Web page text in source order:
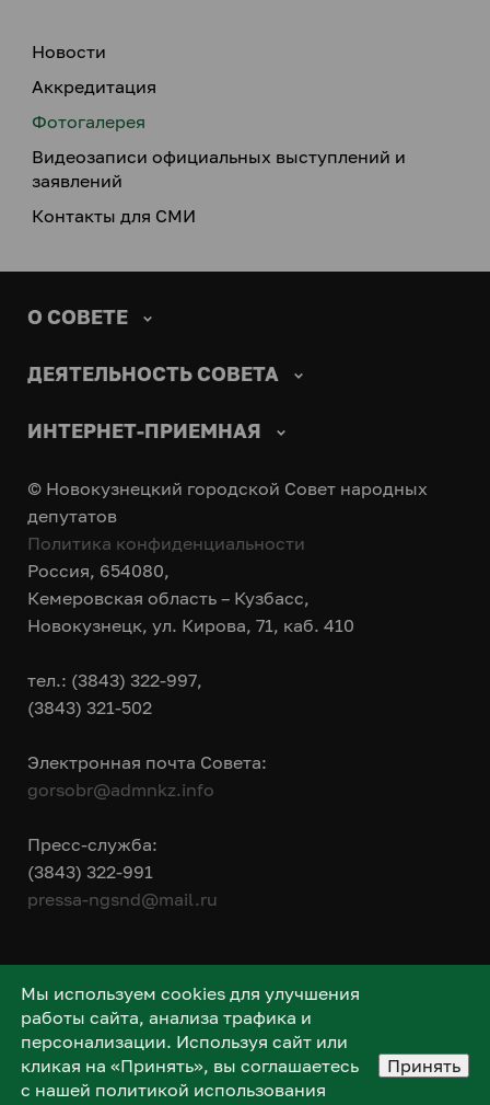
Новости
Аккредитация
Фотогалерея
Видеозаписи официальных выступлений и
заявлений
Контакты для СМИ
О СОВЕТЕ
ДЕЯТЕЛЬНОСТЬ СОВЕТА
ИНТЕРНЕТ-ПРИЕМНАЯ
© Новокузнецкий городской Совет народных
депутатов
Политика конфиденциальности
Россия, 654080,
Кемеровская область – Кузбасс,
Новокузнецк, ул. Кирова, 71, каб. 410
тел.: (3843) 322-997,
(3843) 321-502
Электронная почта Совета:
gorsobr@admnkz.info
Пресс-служба:
(3843) 322-991
pressa-ngsnd@mail.ru
Мы используем cookies для улучшения
работы сайта, анализа трафика и
персонализации. Используя сайт или
кликая на «Принять», вы соглашаетесь
с нашей политикой использования
Принять